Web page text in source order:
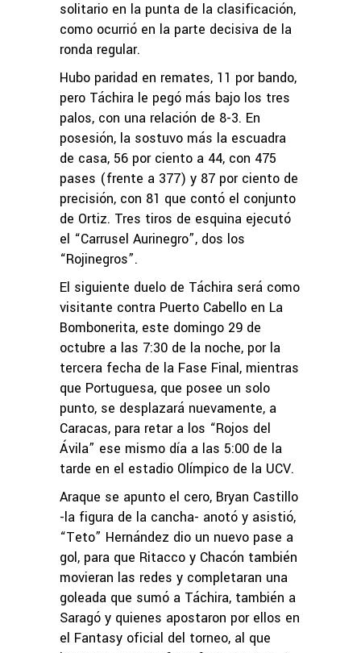
solitario en la punta de la clasificación,
como ocurrió en la parte decisiva de la
ronda regular.
Hubo paridad en remates, 11 por bando,
pero Táchira le pegó más bajo los tres
palos, con una relación de 8-3. En
posesión, la sostuvo más la escuadra
de casa, 56 por ciento a 44, con 475
pases (frente a 377) y 87 por ciento de
precisión, con 81 que contó el conjunto
de Ortiz. Tres tiros de esquina ejecutó
el “Carrusel Aurinegro”, dos los
“Rojinegros”.
El siguiente duelo de Táchira será como
visitante contra Puerto Cabello en La
Bombonerita, este domingo 29 de
octubre a las 7:30 de la noche, por la
tercera fecha de la Fase Final, mientras
que Portuguesa, que posee un solo
punto, se desplazará nuevamente, a
Caracas, para retar a los “Rojos del
Ávila” ese mismo día a las 5:00 de la
tarde en el estadio Olímpico de la UCV.
Araque se apunto el cero, Bryan Castillo
-la figura de la cancha- anotó y asistió,
“Teto” Hernández dio un nuevo pase a
gol, para que Ritacco y Chacón también
movieran las redes y completaran una
goleada que sumó a Táchira, también a
Saragó y quienes apostaron por ellos en
el Fantasy oficial del torneo, al que